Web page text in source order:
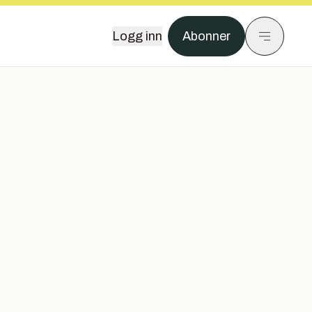
Logg inn Abonner